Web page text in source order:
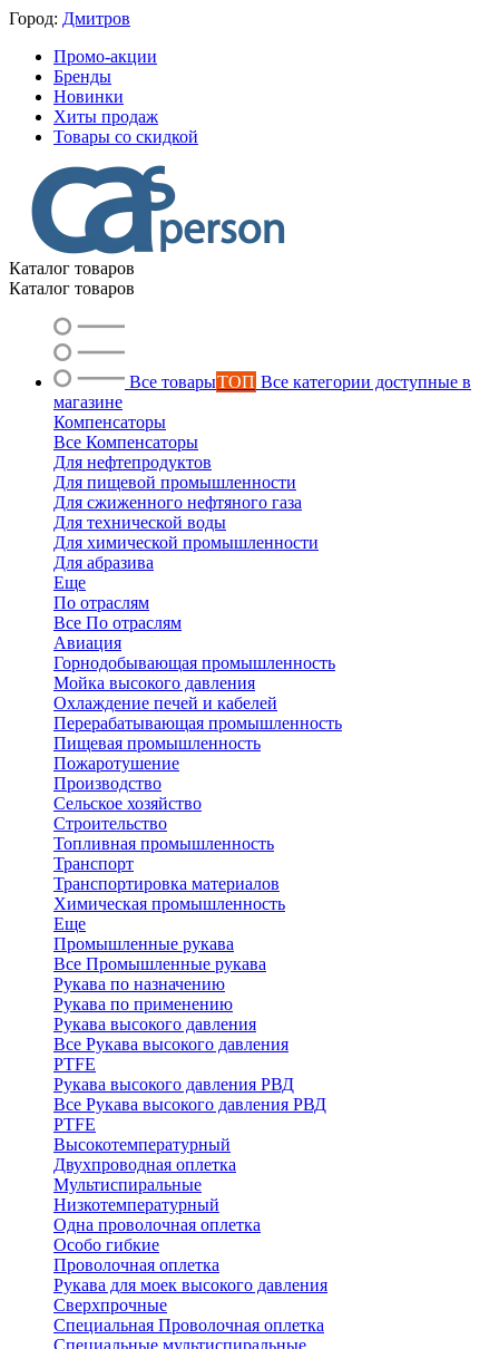
Город: Дмитров
Промо-акции
Бренды
Новинки
Хиты продаж
Товары со скидкой
Каталог товаров
Каталог товаров
Все товарыТОП Все категории доступные в
магазине
Компенсаторы
Все Компенсаторы
Для нефтепродуктов
Для пищевой промышленности
Для сжиженного нефтяного газа
Для технической воды
Для химической промышленности
Для абразива
Еще
По отраслям
Все По отраслям
Авиация
Горнодобывающая промышленность
Мойка высокого давления
Охлаждение печей и кабелей
Перерабатывающая промышленность
Пищевая промышленность
Пожаротушение
Производство
Сельское хозяйство
Строительство
Топливная промышленность
Транспорт
Транспортировка материалов
Химическая промышленность
Еще
Промышленные рукава
Все Промышленные рукава
Рукава по назначению
Рукава по применению
Рукава высокого давления
Все Рукава высокого давления
PTFE
Рукава высокого давления РВД
Все Рукава высокого давления РВД
PTFE
Высокотемпературный
Двухпроводная оплетка
Мультиспиральные
Низкотемпературный
Одна проволочная оплетка
Особо гибкие
Проволочная оплетка
Рукава для моек высокого давления
Сверхпрочные
Специальная Проволочная оплетка
Специальные мультиспиральные